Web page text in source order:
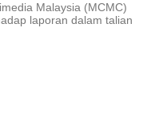
Malaysia (MCMC)
laporan dalam talian